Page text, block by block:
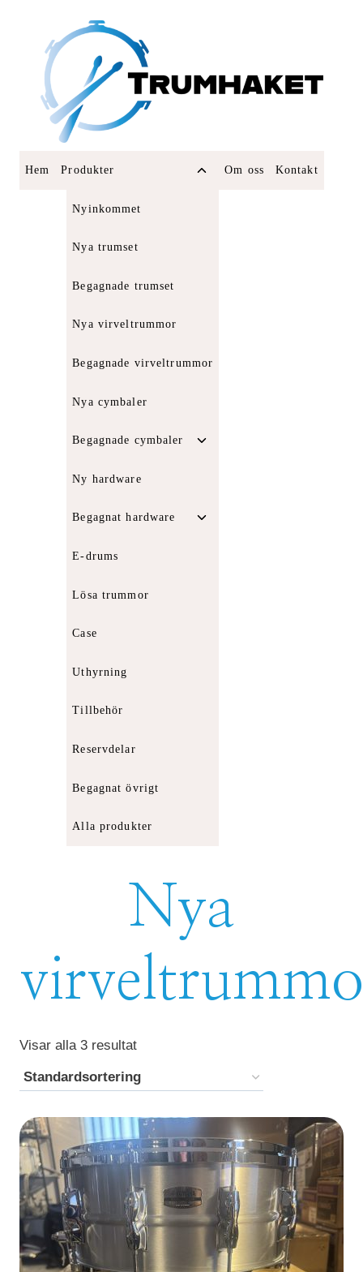
content
Hem Produkter
Toggle
Nyinkommet
Nya trumset
Begagnade trumset
Nya virveltrummor
Begagnade virveltrummor
Nya cymbaler
Begagnade cymbaler
Ny hardware
Begagnat hardware
E-drums
Lösa trummor
Case
Uthyrning
Tillbehör
Reservdelar
Begagnat övrigt
Alla produkter
Om oss Kontakt
Nya
Visar alla 3 resultat